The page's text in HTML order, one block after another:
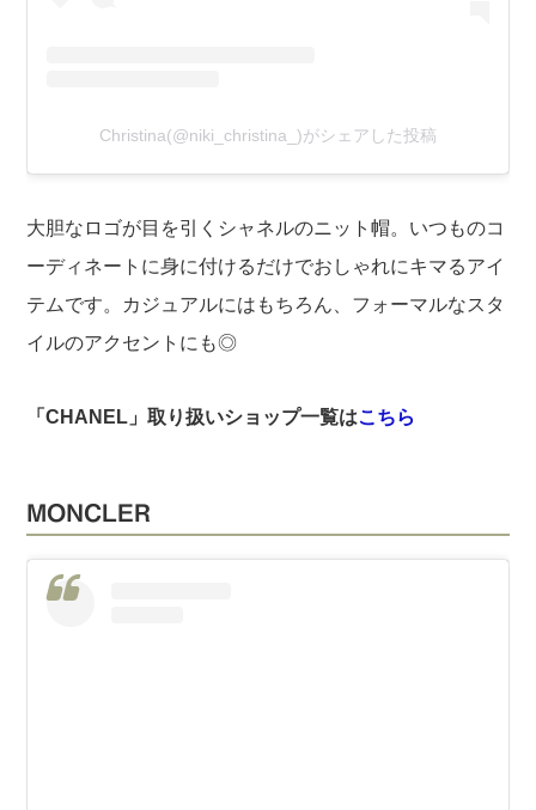
Christina(@niki_christina_)がシェアした投稿
大胆なロゴが目を引くシャネルのニット帽。いつものコ
ーディネートに身に付けるだけでおしゃれにキマるアイ
テムです。カジュアルにはもちろん、フォーマルなスタ
イルのアクセントにも◎
「CHANEL」取り扱いショップ一覧はこちら
MONCLER